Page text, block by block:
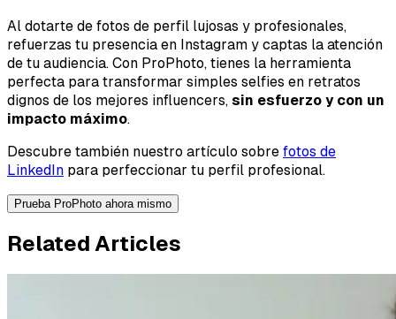
Al dotarte de fotos de perfil lujosas y profesionales,
refuerzas tu presencia en Instagram y captas la atención
de tu audiencia. Con ProPhoto, tienes la herramienta
perfecta para transformar simples selfies en retratos
dignos de los mejores influencers, sin esfuerzo y con un
impacto máximo.
Descubre también nuestro artículo sobre fotos de
LinkedIn para perfeccionar tu perfil profesional.
Prueba ProPhoto ahora mismo
Related Articles